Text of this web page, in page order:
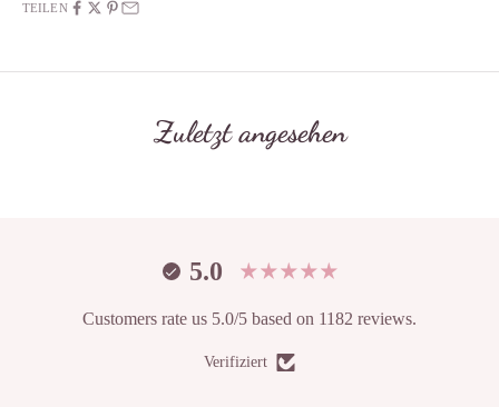
TEILEN
Zuletzt angesehen
5.0
Customers rate us 5.0/5 based on 1182 reviews.
Verifiziert